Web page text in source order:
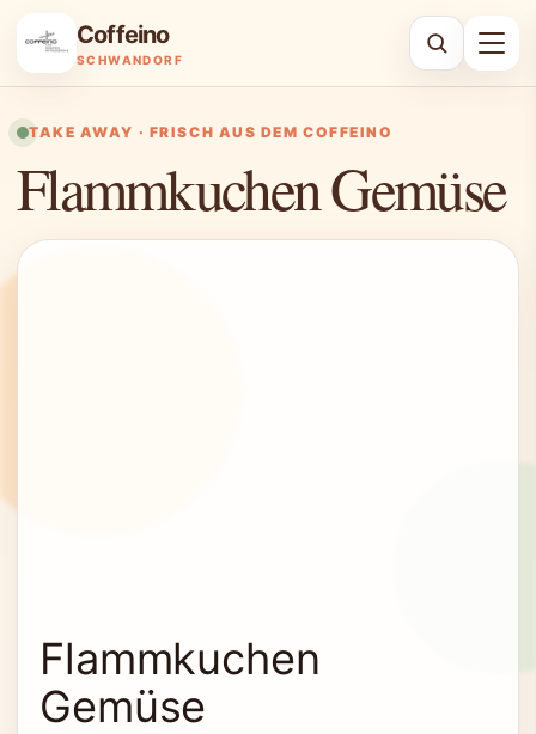
Coffeino
SCHWANDORF Suche
TAKE AWAY · FRISCH AUS DEM COFFEINO
Flammkuchen Gemüse
Flammkuchen
Gemüse